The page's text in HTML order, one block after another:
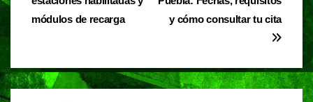
o
p
entradas
y cómo consultar tu cita
módulos de recarga